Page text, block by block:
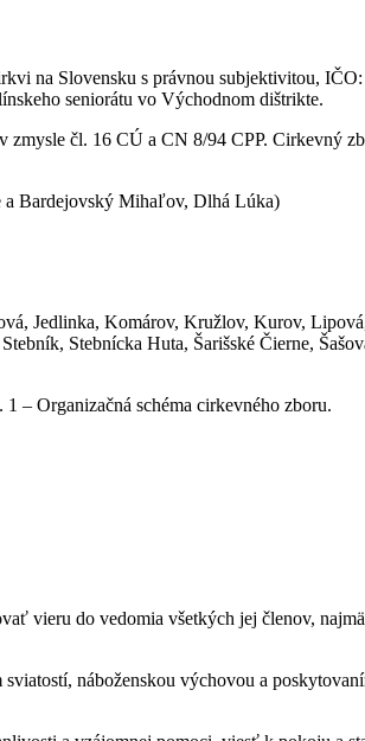
na Slovensku s právnou subjektivitou,
seniorátu vo Východnom dištrikte.
zmysle čl. 16 CÚ a CN 8/94 CPP. Cirkevný
a Bardejovský Mihaľov, Dlhá Lúka)
Jedlinka, Komárov, Kružlov, Kurov,
Stebnícka Huta, Šarišské Čierne,
– Organizačná schéma cirkevného zboru.
vieru do vedomia všetkých jej členov,
náboženskou výchovou a